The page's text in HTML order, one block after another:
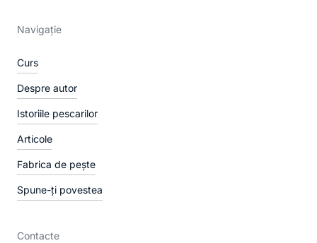
Navigație
Curs
Despre autor
Istoriile pescarilor
Articole
Fabrica de pește
Spune-ți povestea
Contacte